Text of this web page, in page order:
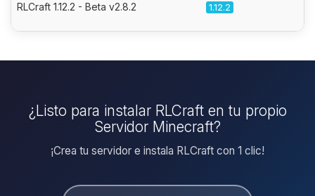
RLCraft 1.12.2 - Beta v2.8.2 1.12.2
¿Listo para instalar RLCraft en tu propio
Servidor Minecraft?
¡Crea tu servidor e instala RLCraft con 1 clic!